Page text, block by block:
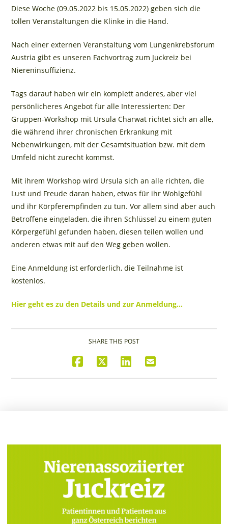
Diese Woche (09.05.2022 bis 15.05.2022) geben sich die
tollen Veranstaltungen die Klinke in die Hand.
Nach einer externen Veranstaltung vom Lungenkrebsforum
Austria gibt es unseren Fachvortrag zum Juckreiz bei
Niereninsuffizienz.
Tags darauf haben wir ein komplett anderes, aber viel
persönlicheres Angebot für alle Interessierten: Der
Gruppen-Workshop mit Ursula Charwat richtet sich an alle,
die während ihrer chronischen Erkrankung mit
Nebenwirkungen, mit der Gesamtsituation bzw. mit dem
Umfeld nicht zurecht kommst.
Mit ihrem Workshop wird Ursula sich an alle richten, die
Lust und Freude daran haben, etwas für ihr Wohlgefühl
und ihr Körpferempfinden zu tun. Vor allem sind aber auch
Betroffene eingeladen, die ihren Schlüssel zu einem guten
Körpergefühl gefunden haben, diesen teilen wollen und
anderen etwas mit auf den Weg geben wollen.
Eine Anmeldung ist erforderlich, die Teilnahme ist
kostenlos.
Hier geht es zu den Details und zur Anmeldung…
SHARE THIS POST